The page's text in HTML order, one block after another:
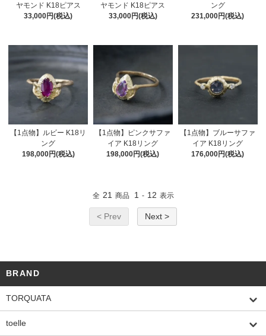
ヤモンド K18ピアス
33,000円(税込)
ヤモンド K18ピアス
33,000円(税込)
ング
231,000円(税込)
【1点物】ルビー K18リ
ング
198,000円(税込)
【1点物】ピンクサファ
イア K18リング
198,000円(税込)
【1点物】ブルーサファ
イア K18リング
176,000円(税込)
全 21 商品 1 - 12 表示
< Prev Next >
BRAND
TORQUATA
toelle